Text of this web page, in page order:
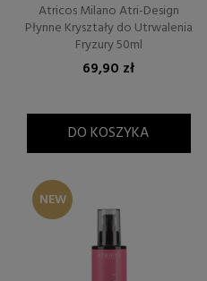
Atricos Milano Atri-Design
Płynne Kryształy do Utrwalenia
Fryzury 50ml
69,90 zł
DO KOSZYKA
NEW